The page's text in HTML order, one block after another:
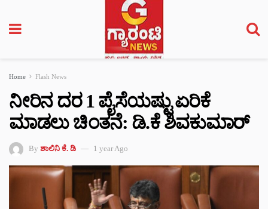
Home Flash News
ನೀರಿನ ದರ 1 ಪೈಸೆಯಷ್ಟು ಏರಿಕೆ
ಮಾಡಲು ಚಿಂತನೆ: ಡಿ.ಕೆ ಶಿವಕುಮಾರ್
By ಶಾಲಿನಿ ಕೆ. ಡಿ 1 year Ago